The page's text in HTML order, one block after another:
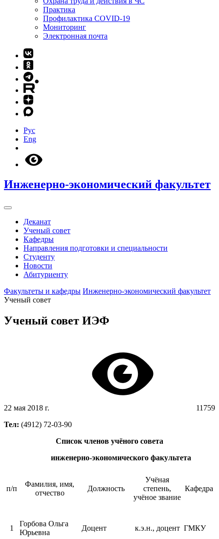
Практика
Профилактика COVID-19
Мониторинг
Электронная почта
Рус
Eng
Инженерно-экономический факультет
Деканат
Ученый совет
Кафедры
Направления подготовки и специальности
Студенту
Новости
Абитуриенту
Факультеты и кафедры Инженерно-экономический факультет
Ученый совет
Ученый совет ИЭФ
22 мая 2018 г.
11759
Тел: (4912) 72-03-90
Список членов учёного совета
инженерно-экономического факультета
п/п
Фамилия, имя,
отчество
Должность
Учёная
степень,
учёное звание
Кафедра
1
Горбова Ольга
Юрьевна
Доцент к.э.н., доцент ГМКУ